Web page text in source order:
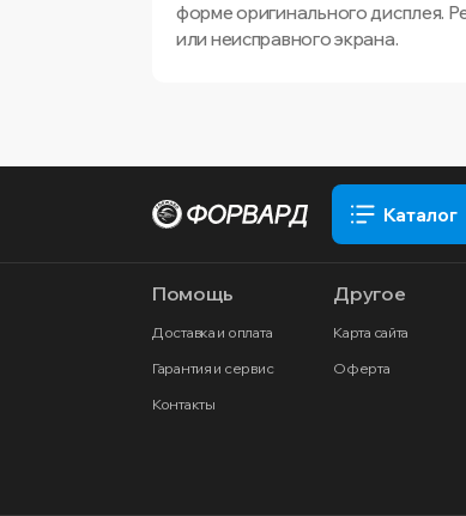
форме оригинального дисплея.
или неисправного экрана.
Каталог
Помощь
Доставка и оплата
Гарантия и сервис
Контакты
Другое
Карта сайта
Оферта